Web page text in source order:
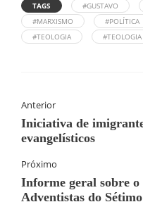
TAGS #GUSTAVO
#MARXISMO
#POLÍTICA
#TEOLOGIA
#TEOLOGIA
Anterior
Iniciativa de
evangelísticos
Próximo
Informe geral sobre
Adventistas do